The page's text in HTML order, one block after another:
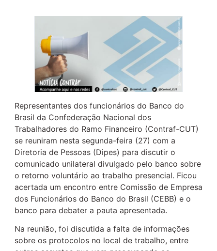
Representantes dos funcionários do Banco do
Brasil da Confederação Nacional dos
Trabalhadores do Ramo Financeiro (Contraf-CUT)
se reuniram nesta segunda-feira (27) com a
Diretoria de Pessoas (Dipes) para discutir o
comunicado unilateral divulgado pelo banco sobre
o retorno voluntário ao trabalho presencial. Ficou
acertada um encontro entre Comissão de Empresa
dos Funcionários do Banco do Brasil (CEBB) e o
banco para debater a pauta apresentada.
Na reunião, foi discutida a falta de informações
sobre os protocolos no local de trabalho, entre